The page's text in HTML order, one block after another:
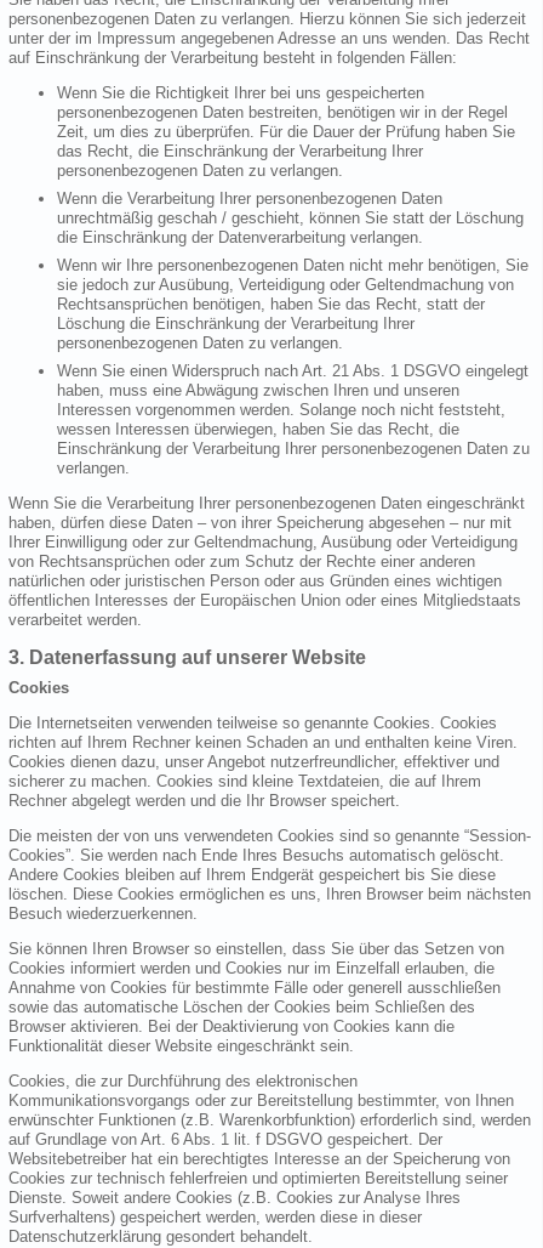
personenbezogenen Daten zu verlangen. Hierzu können Sie sich jederzeit
unter der im Impressum angegebenen Adresse an uns wenden. Das Recht
auf Einschränkung der Verarbeitung besteht in folgenden Fällen:
Wenn Sie die Richtigkeit Ihrer bei uns gespeicherten
personenbezogenen Daten bestreiten, benötigen wir in der Regel
Zeit, um dies zu überprüfen. Für die Dauer der Prüfung haben Sie
das Recht, die Einschränkung der Verarbeitung Ihrer
personenbezogenen Daten zu verlangen.
Wenn die Verarbeitung Ihrer personenbezogenen Daten
unrechtmäßig geschah / geschieht, können Sie statt der Löschung
die Einschränkung der Datenverarbeitung verlangen.
Wenn wir Ihre personenbezogenen Daten nicht mehr benötigen, Sie
sie jedoch zur Ausübung, Verteidigung oder Geltendmachung von
Rechtsansprüchen benötigen, haben Sie das Recht, statt der
Löschung die Einschränkung der Verarbeitung Ihrer
personenbezogenen Daten zu verlangen.
Wenn Sie einen Widerspruch nach Art. 21 Abs. 1 DSGVO eingelegt
haben, muss eine Abwägung zwischen Ihren und unseren
Interessen vorgenommen werden. Solange noch nicht feststeht,
wessen Interessen überwiegen, haben Sie das Recht, die
Einschränkung der Verarbeitung Ihrer personenbezogenen Daten zu
verlangen.
Wenn Sie die Verarbeitung Ihrer personenbezogenen Daten eingeschränkt
haben, dürfen diese Daten – von ihrer Speicherung abgesehen – nur mit
Ihrer Einwilligung oder zur Geltendmachung, Ausübung oder Verteidigung
von Rechtsansprüchen oder zum Schutz der Rechte einer anderen
natürlichen oder juristischen Person oder aus Gründen eines wichtigen
öffentlichen Interesses der Europäischen Union oder eines Mitgliedstaats
verarbeitet werden.
3. Datenerfassung auf unserer Website
Cookies
Die Internetseiten verwenden teilweise so genannte Cookies. Cookies
richten auf Ihrem Rechner keinen Schaden an und enthalten keine Viren.
Cookies dienen dazu, unser Angebot nutzerfreundlicher, effektiver und
sicherer zu machen. Cookies sind kleine Textdateien, die auf Ihrem
Rechner abgelegt werden und die Ihr Browser speichert.
Die meisten der von uns verwendeten Cookies sind so genannte “Session-
Cookies”. Sie werden nach Ende Ihres Besuchs automatisch gelöscht.
Andere Cookies bleiben auf Ihrem Endgerät gespeichert bis Sie diese
löschen. Diese Cookies ermöglichen es uns, Ihren Browser beim nächsten
Besuch wiederzuerkennen.
Sie können Ihren Browser so einstellen, dass Sie über das Setzen von
Cookies informiert werden und Cookies nur im Einzelfall erlauben, die
Annahme von Cookies für bestimmte Fälle oder generell ausschließen
sowie das automatische Löschen der Cookies beim Schließen des
Browser aktivieren. Bei der Deaktivierung von Cookies kann die
Funktionalität dieser Website eingeschränkt sein.
Cookies, die zur Durchführung des elektronischen
Kommunikationsvorgangs oder zur Bereitstellung bestimmter, von Ihnen
erwünschter Funktionen (z.B. Warenkorbfunktion) erforderlich sind, werden
auf Grundlage von Art. 6 Abs. 1 lit. f DSGVO gespeichert. Der
Websitebetreiber hat ein berechtigtes Interesse an der Speicherung von
Cookies zur technisch fehlerfreien und optimierten Bereitstellung seiner
Dienste. Soweit andere Cookies (z.B. Cookies zur Analyse Ihres
Surfverhaltens) gespeichert werden, werden diese in dieser
Datenschutzerklärung gesondert behandelt.